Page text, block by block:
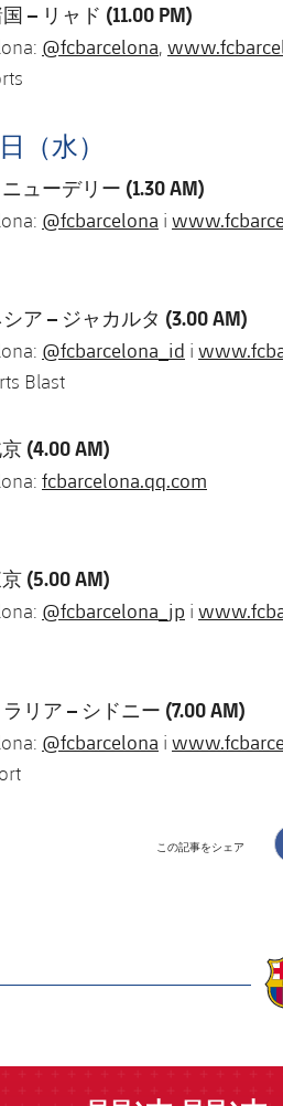
– リャド (11.00 PM)
@fcbarcelona,
（水）
ューデリー (1.30 AM)
@fcbarcelona i
ア – ジャカルタ (3.00 AM)
@fcbarcelona_id i
Blast
(4.00 AM)
fcbarcelona.qq.com
(5.00 AM)
@fcbarcelona_jp i
リア – シドニー (7.00 AM)
@fcbarcelona i
この記事をシェア